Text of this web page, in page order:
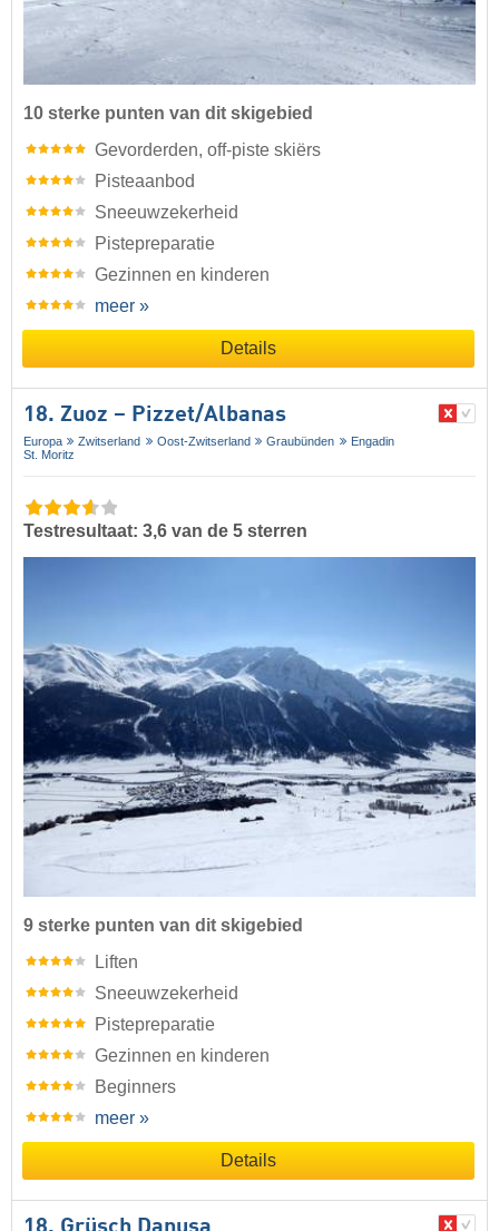
10 sterke punten van dit skigebied
Gevorderden, off-piste skiërs
Pisteaanbod
Sneeuwzekerheid
Pistepreparatie
Gezinnen en kinderen
meer »
Details
18. Zuoz – Pizzet/​Albanas
Europa Zwitserland Oost-Zwitserland Graubünden
Engadin
St. Moritz
Testresultaat: 3,6 van de 5 sterren
9 sterke punten van dit skigebied
Liften
Sneeuwzekerheid
Pistepreparatie
Gezinnen en kinderen
Beginners
meer »
Details